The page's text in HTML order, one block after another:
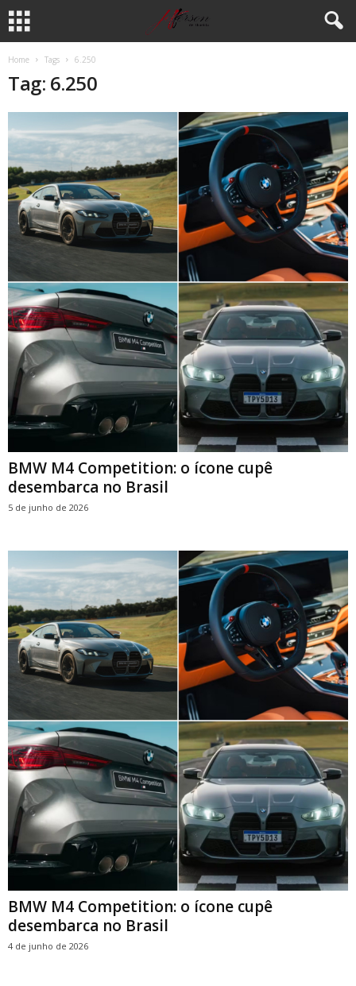
Home Tags 6.250
Tag: 6.250
BMW M4 Competition: o ícone cupê
desembarca no Brasil
5 de junho de 2026
BMW M4 Competition: o ícone cupê
desembarca no Brasil
4 de junho de 2026